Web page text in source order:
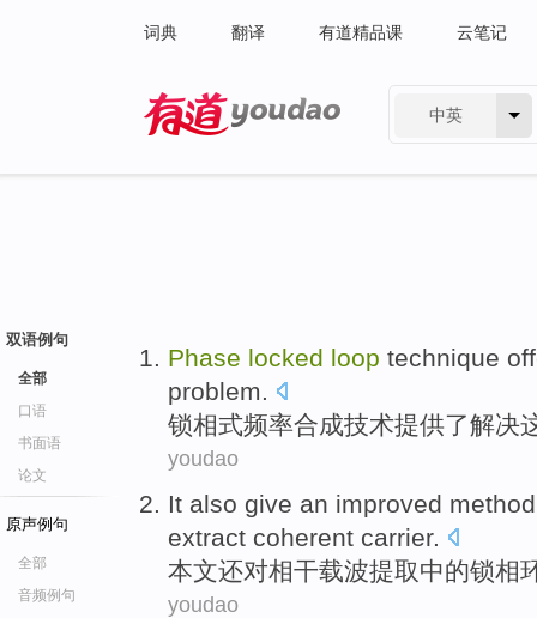
词典 翻译 有道精品课 云笔记
中英
双语例句
全部
口语
书面语
论文
原声例句
全部
音频例句
Phase locked loop technique
problem.
锁相式频率合成技术提供了解决
youdao
It also give an improved method
extract coherent carrier.
本文还对相干载波提取中的锁相
youdao